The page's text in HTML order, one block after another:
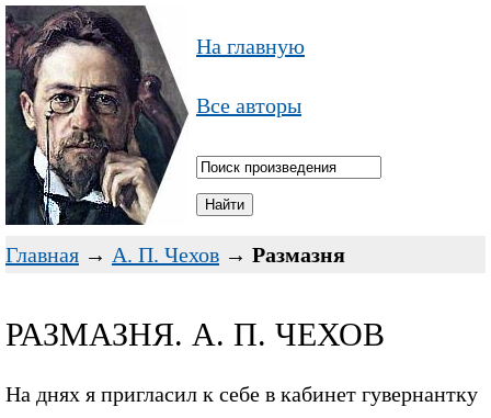
На главную
Все авторы
Главная → А. П. Чехов → Размазня
РАЗМАЗНЯ. А. П. ЧЕХОВ
На днях я пригласил к себе в кабинет гувернантку